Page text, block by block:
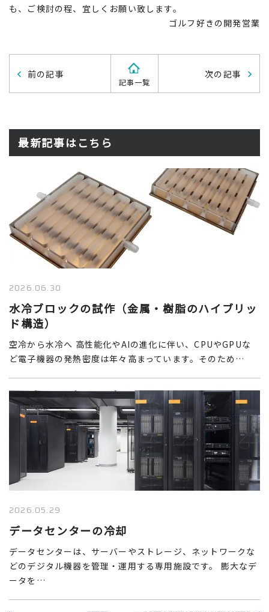
も、ご検討の程、宜しくお願い致します。
ゴルフ好きの開発営業
前の記事
記事一覧
次の記事
最新記事はこちら
2026.06.30
水冷ブロックの試作（金属・樹脂のハイブリッ
ド構造）
空冷から水冷へ 高性能化やAIの進化に伴い、CPUやGPUな
ど電子機器の発熱密度は年々高まっています。そのため…
2026.05.29
データセンターの冷却
データセンターは、サーバーやストレージ、ネットワークな
どのデジタル機器を管理・運用する専用施設です。 膨大なデ
ータを…